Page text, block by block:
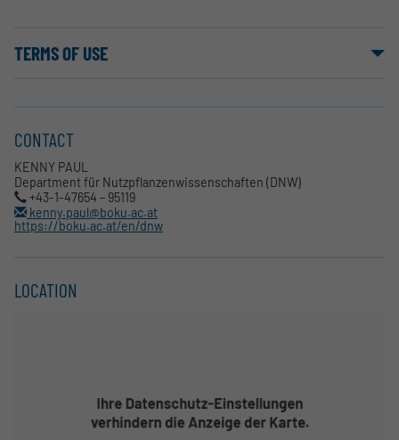
TERMS OF USE
CONTACT
KENNY PAUL
Department für Nutzpflanzenwissenschaften (DNW)
+43-1-47654 – 95119
kenny.paul@boku.ac.at
https://boku.ac.at/en/dnw
LOCATION